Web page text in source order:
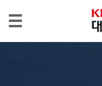
대
학
원